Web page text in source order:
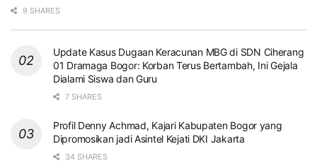
9 SHARES
Update Kasus Dugaan Keracunan MBG di SDN Ciherang
01 Dramaga Bogor: Korban Terus Bertambah, Ini Gejala
Dialami Siswa dan Guru
7 SHARES
Profil Denny Achmad, Kajari Kabupaten Bogor yang
Dipromosikan jadi Asintel Kejati DKI Jakarta
34 SHARES